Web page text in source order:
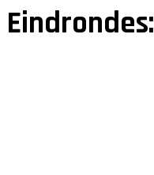
Eindrondes: